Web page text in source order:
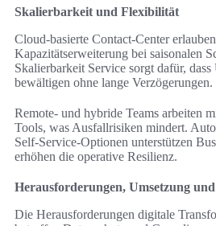
Skalierbarkeit und Flexibilität
Cloud-basierte Contact-Center
Kapazitätserweiterung bei saisonalen
Skalierbarkeit Service sorgt dafür,
bewältigen ohne lange Verzögerungen.
Remote- und hybride Teams arbeiten
Tools, was Ausfallrisiken mindert.
Self-Service-Optionen unterstützen
erhöhen die operative Resilienz.
Herausforderungen, Umsetzung
Die Herausforderungen digitale